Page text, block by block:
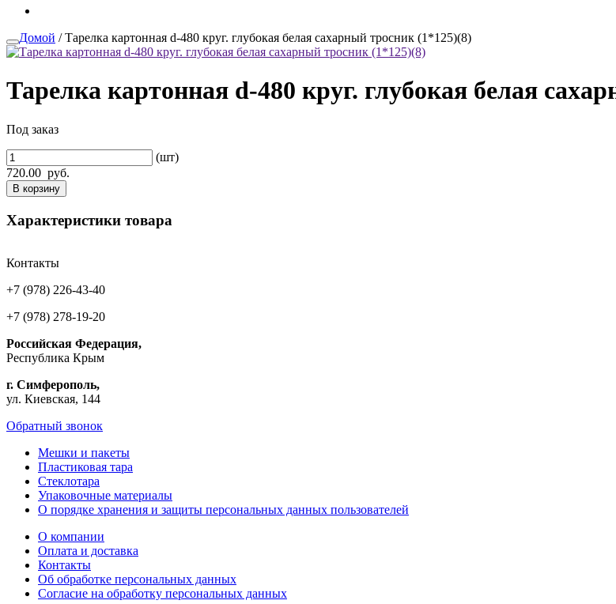
Домой / Тарелка картонная d-480 круг. глубокая белая сахарный тросник (1*125)(8)
Тарелка картонная d-480 круг. глубокая белая
Под заказ
(шт)
720.00 руб.
В корзину
Характеристики товара
Контакты
+7 (978) 226-43-40
+7 (978) 278-19-20
Российская Федерация,
Республика Крым
г. Симферополь,
ул. Киевская, 144
Обратный звонок
Мешки и пакеты
Пластиковая тара
Стеклотара
Упаковочные материалы
О порядке хранения и защиты персональных данных пользователей
О компании
Оплата и доставка
Контакты
Об обработке персональных данных
Согласие на обработку персональных данных